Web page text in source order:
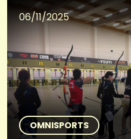
06/11/2025
OMNISPORTS